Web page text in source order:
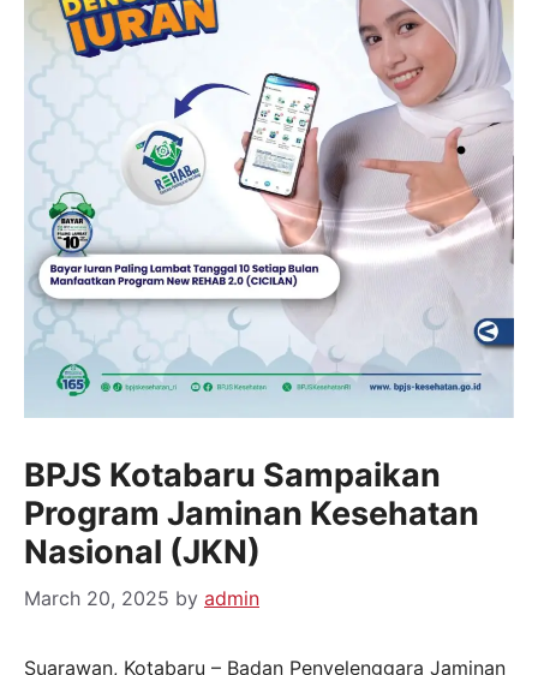
BPJS Kotabaru Sampaikan
Program Jaminan Kesehatan
Nasional (JKN)
March 20, 2025 by admin
Suarawan, Kotabaru – Badan Penyelenggara Jaminan